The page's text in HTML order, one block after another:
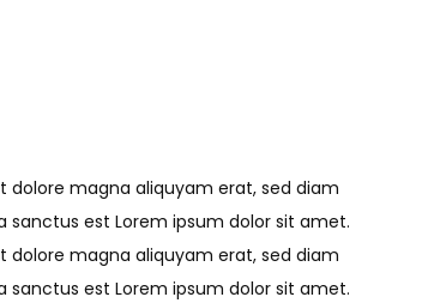
magna aliquyam erat, sed diam
est Lorem ipsum dolor sit amet.
magna aliquyam erat, sed diam
est Lorem ipsum dolor sit amet.